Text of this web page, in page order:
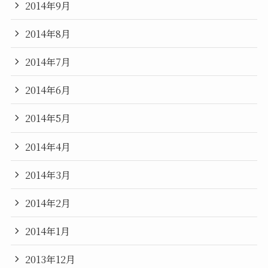
2014年9月
2014年8月
2014年7月
2014年6月
2014年5月
2014年4月
2014年3月
2014年2月
2014年1月
2013年12月